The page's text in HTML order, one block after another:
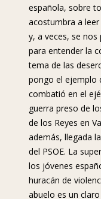
española, sobre
acostumbra a
y, a veces, se
para entender la
tema de las
pongo el ejemplo
combatió en el
guerra preso de
de los Reyes en
además, llegada
del PSOE. La
los jóvenes
huracán de
abuelo es un